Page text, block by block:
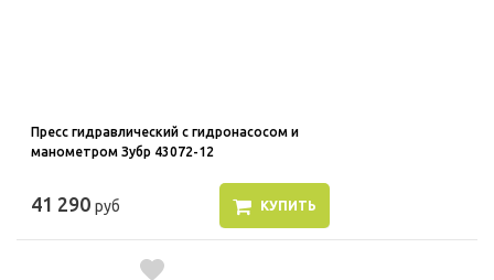
Пресс гидравлический с гидронасосом и
манометром Зубр 43072-12
41 290 руб КУПИТЬ